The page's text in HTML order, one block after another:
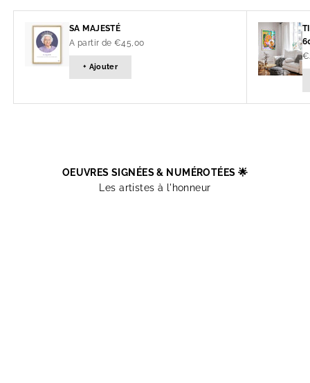
SA MAJESTÉ
Prix de vente
A partir de €45,00
+ Ajouter
OEUVRES SIGNÉES & NUMÉROTÉES 🌟
Les artistes à l'honneur